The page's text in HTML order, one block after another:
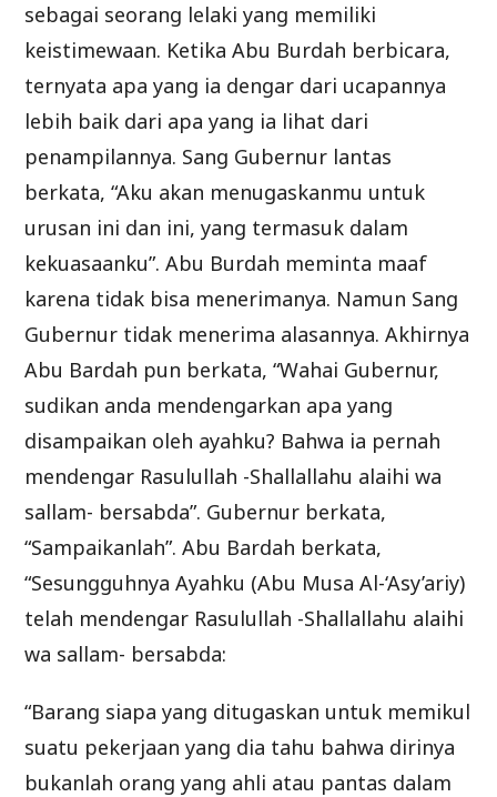
sebagai seorang lelaki yang memiliki
keistimewaan. Ketika Abu Burdah berbicara,
ternyata apa yang ia dengar dari ucapannya
lebih baik dari apa yang ia lihat dari
penampilannya. Sang Gubernur lantas
berkata, “Aku akan menugaskanmu untuk
urusan ini dan ini, yang termasuk dalam
kekuasaanku”. Abu Burdah meminta maaf
karena tidak bisa menerimanya. Namun Sang
Gubernur tidak menerima alasannya. Akhirnya
Abu Bardah pun berkata, “Wahai Gubernur,
sudikan anda mendengarkan apa yang
disampaikan oleh ayahku? Bahwa ia pernah
mendengar Rasulullah -Shallallahu alaihi wa
sallam- bersabda”. Gubernur berkata,
“Sampaikanlah”. Abu Bardah berkata,
“Sesungguhnya Ayahku (Abu Musa Al-‘Asy’ariy)
telah mendengar Rasulullah -Shallallahu alaihi
wa sallam- bersabda:
“Barang siapa yang ditugaskan untuk memikul
suatu pekerjaan yang dia tahu bahwa dirinya
bukanlah orang yang ahli atau pantas dalam